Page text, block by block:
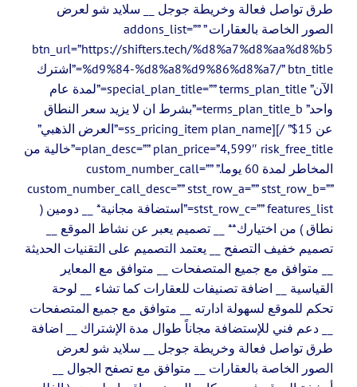
طرق تواصل فعالة وخريطة جوجل __ سلايد شو لعرض
الصور الخاصة بالعقارات ” addons_list=””
btn_url=”https://shifters.tech/%d8%a7%d8%aa%d8%b5
%d9%84-%d8%a8%d9%86%d8%a7/” btn_title=”اشترك
الآن” special_plan_title=”” terms_plan_title=”لمدة عام
واحد” terms_plan_title_b=”بشرط ان لا يزيد سعر النطاق
عن 15$” /][ss_pricing_item plan_name=”العرض الذهبي”
plan_desc=”” plan_price=”4,599″ risk_free_title=”خالية من
المخاطر لمدة 60 يوما.” custom_number_call=””
custom_number_call_desc=”” stst_row_a=”” stst_row_b=””
stst_row_c=”” features_list=”استضافة مجانية* __ دومين (
نطاق ) من اختيارك** __ تصميم يعبر عن نشاط الموقع __
تصميم خفيف التصفح __ يعتمد التصميم على التقنيات الحديثة
__ متوافق مع جميع المتصفحات __ متوافق مع المعاير
القياسية __ اضافة تصنيفات للعقارات كما تشاء __ لوحة
تحكم للموقع لسهولة ادارته __ متوافق مع جميع المتصفحات
__ دعم فني للإستضافة مجاناً طوال مدة الإشتراك __ اضافة
طرق تواصل فعالة وخريطة جوجل __ سلايد شو لعرض
الصور الخاصة بالعقارات __ متوافق مع تصفح الجوال __